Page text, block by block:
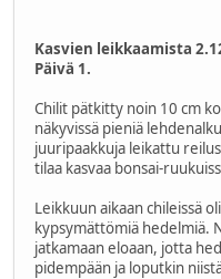
Kasvien leikkaamista
Päivä 1.
Chilit pätkitty noin 10 cm
näkyvissä pieniä
juuripaakkuja leikattu
tilaa kasvaa bonsai-
Leikkuun aikaan chileissä
kypsymättömiä hedelmiä.
jatkamaan eloaan, jotta
pidempään ja loputkin